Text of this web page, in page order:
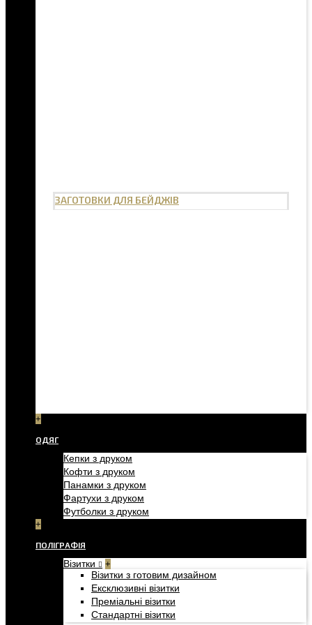
ЗАГОТОВКИ ДЛЯ БЕЙДЖІВ
+
ОДЯГ
Кепки з друком
Кофти з друком
Панамки з друком
Фартухи з друком
Футболки з друком
+
ПОЛІГРАФІЯ
Візитки +
Візитки з готовим дизайном
Ексклюзивні візитки
Преміальні візитки
Стандартні візитки